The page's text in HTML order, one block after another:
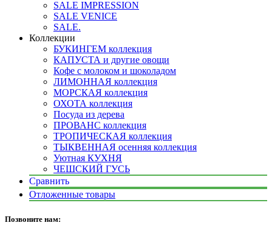
SALE IMPRESSION
SALE VENICE
SALE.
Коллекции
БУКИНГЕМ коллекция
КАПУСТА и другие овощи
Кофе с молоком и шоколадом
ЛИМОННАЯ коллекция
МОРСКАЯ коллекция
ОХОТА коллекция
Посуда из дерева
ПРОВАНС коллекция
ТРОПИЧЕСКАЯ коллекция
ТЫКВЕННАЯ осенняя коллекция
Уютная КУХНЯ
ЧЕШСКИЙ ГУСЬ
Сравнить
Отложенные товары
Позвоните нам: